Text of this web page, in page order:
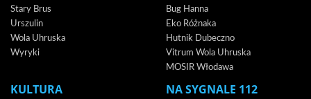
Stary Brus
Urszulin
Wola Uhruska
Wyryki
Bug Hanna
Eko Różnaka
Hutnik Dubeczno
Vitrum Wola Uhruska
MOSIR Włodawa
KULTURA NA SYGNALE 112